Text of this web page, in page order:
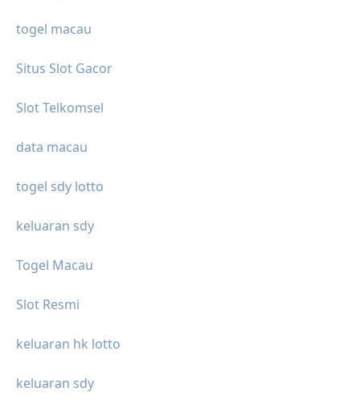
togel macau
Situs Slot Gacor
Slot Telkomsel
data macau
togel sdy lotto
keluaran sdy
Togel Macau
Slot Resmi
keluaran hk lotto
keluaran sdy